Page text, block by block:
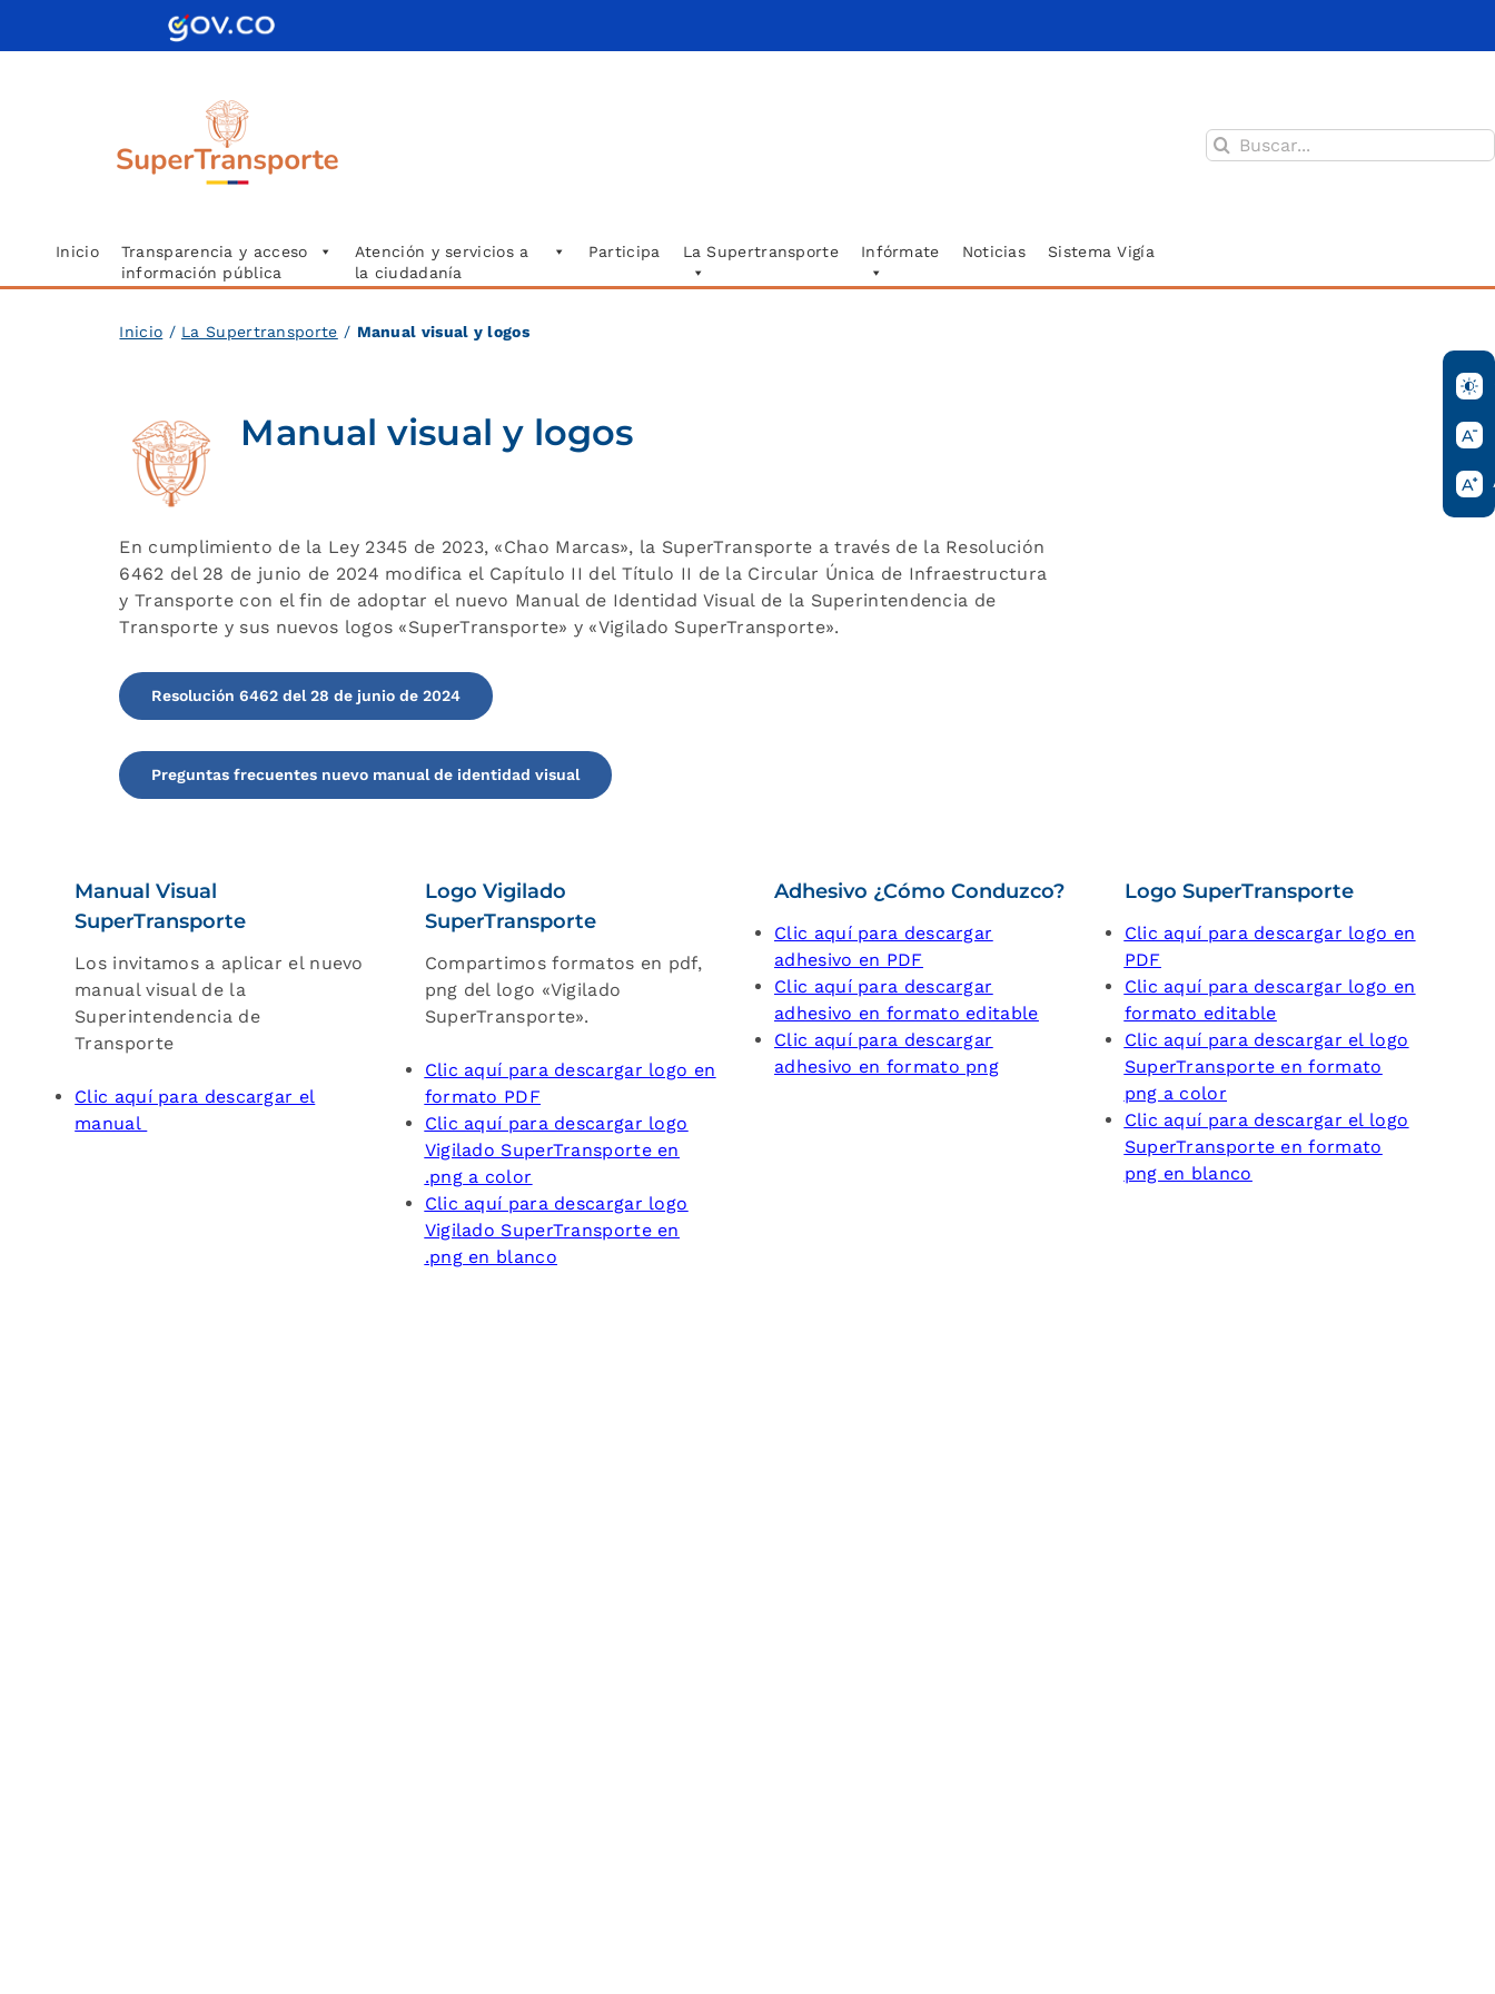
Buscar:
Inicio
Transparencia y acceso
información pública
Atención y servicios a
la ciudadanía
Participa La Supertransporte Infórmate Noticias Sistema Vigía
Inicio / La Supertransporte / Manual visual y logos
Manual visual y logos
En cumplimiento de la Ley 2345 de 2023, «Chao Marcas», la SuperTransporte a través de la Resolución
6462 del 28 de junio de 2024 modifica el Capítulo II del Título II de la Circular Única de Infraestructura
y Transporte con el fin de adoptar el nuevo Manual de Identidad Visual de la Superintendencia de
Transporte y sus nuevos logos «SuperTransporte» y «Vigilado SuperTransporte».
Resolución 6462 del 28 de junio de 2024
Preguntas frecuentes nuevo manual de identidad visual
Manual Visual
SuperTransporte
Los invitamos a aplicar el nuevo
manual visual de la
Superintendencia de
Transporte
Clic aquí para descargar el
manual
Logo Vigilado
SuperTransporte
Compartimos formatos en pdf,
png del logo «Vigilado
SuperTransporte».
Clic aquí para descargar logo en
formato PDF
Clic aquí para descargar logo
Vigilado SuperTransporte en
.png a color
Clic aquí para descargar logo
Vigilado SuperTransporte en
.png en blanco
Adhesivo ¿Cómo Conduzco?
Clic aquí para descargar
adhesivo en PDF
Clic aquí para descargar
adhesivo en formato editable
Clic aquí para descargar
adhesivo en formato png
Logo SuperTransporte
Clic aquí para descargar logo en
PDF
Clic aquí para descargar logo en
formato editable
Clic aquí para descargar el logo
SuperTransporte en formato
png a color
Clic aquí para descargar el logo
SuperTransporte en formato
png en blanco